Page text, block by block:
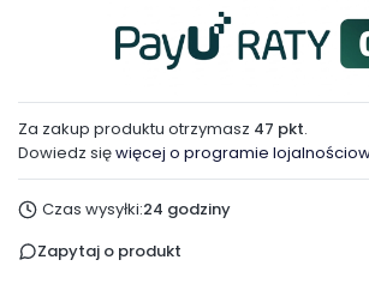
Za zakup produktu otrzymasz 47 pkt.
Dowiedz sięwięcej o programie
Czas wysyłki:24 godziny
Zapytaj o produkt